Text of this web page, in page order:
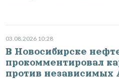
03.08.2026 10:28
В Новосибирске
прокомментировал
против независимых